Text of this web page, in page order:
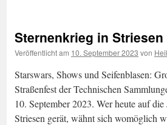
Sternenkrieg in Striesen
Veröffentlicht am 10. September 2023 von
Starswars, Shows und Seifenblasen:
Straßenfest der Technischen
10. September 2023. Wer heute auf die
Striesen gerät, wähnt sich womöglich